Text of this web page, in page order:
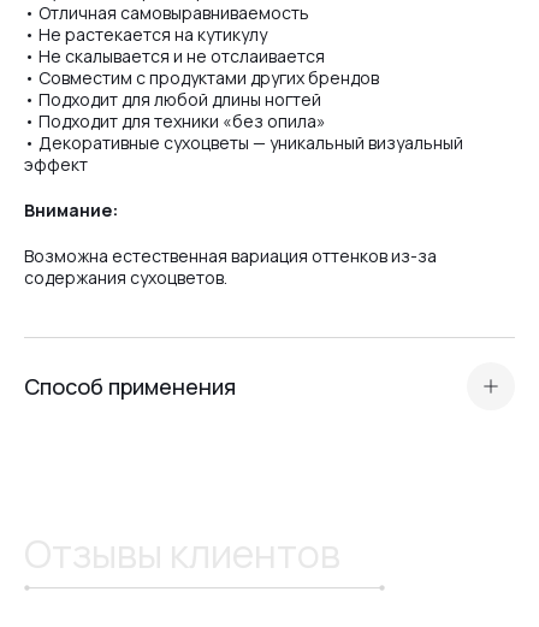
• Отличная самовыравниваемость
• Не растекается на кутикулу
• Не скалывается и не отслаивается
• Совместим с продуктами других брендов
• Подходит для любой длины ногтей
• Подходит для техники «без опила»
• Декоративные сухоцветы — уникальный визуальный
эффект
Внимание:
Bозможна естественная вариация оттенков из-за
содержания сухоцветов.
Способ применения
Выполните моделирование, коррекцию или